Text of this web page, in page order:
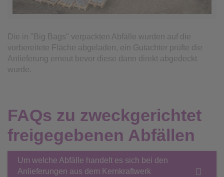
Die Einbaufläche wurde vorher vorbereitet
Die in "Big Bags" verpackten Abfälle wurden auf die
vorbereitete Fläche abgeladen, ein Gutachter prüfte die
Anlieferung erneut bevor diese dann direkt abgedeckt
wurde.
FAQs zu zweckgerichtet
freigegebenen Abfällen
Um welche Abfälle handelt es sich bei den
Anlieferungen aus dem Kernkraftwerk